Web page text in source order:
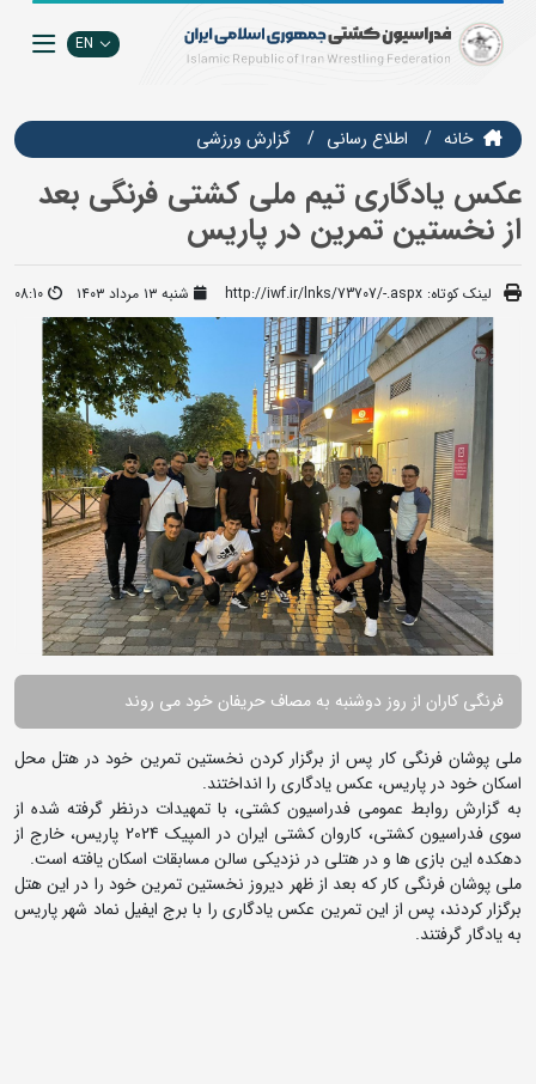
EN
خانه اطلاع رسانی گزارش ورزشی
عکس یادگاری تیم ملی کشتی فرنگی بعد
از نخستین تمرین در پاریس
لینک کوتاه: http://iwf.ir/lnks/73707/-.aspx شنبه ۱۳ مرداد ۱۴۰۳ 08:10
فرنگی کاران از روز دوشنبه به مصاف حریفان خود می روند
ملی پوشان فرنگی کار پس از برگزار کردن نخستین تمرین خود در هتل محل
اسکان خود در پاریس، عکس یادگاری را انداختند.
به گزارش روابط عمومی فدراسیون کشتی، با تمهیدات درنظر گرفته شده از
سوی فدراسیون کشتی، کاروان کشتی ایران در المپیک 2024 پاریس، خارج از
دهکده این بازی ها و در هتلی در نزدیکی سالن مسابقات اسکان یافته است.
ملی پوشان فرنگی کار که بعد از ظهر دیروز نخستین تمرین خود را در این هتل
برگزار کردند، پس از این تمرین عکس یادگاری را با برج ایفیل نماد شهر پاریس
به یادگار گرفتند.